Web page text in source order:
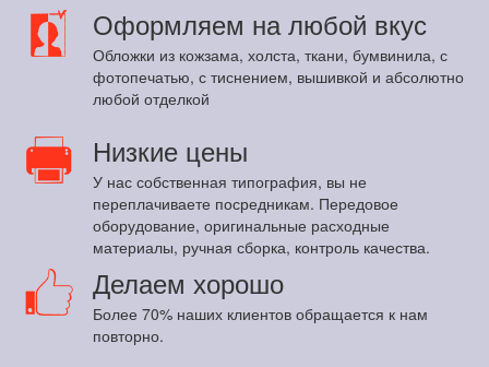
Оформляем на любой вкус
Обложки из кожзама, холста, ткани, бумвинила, с
фотопечатью, с тиснением, вышивкой и абсолютно
любой отделкой
Низкие цены
У нас собственная типография, вы не
переплачиваете посредникам. Передовое
оборудование, оригинальные расходные
материалы, ручная сборка, контроль качества.
Делаем хорошо
Более 70% наших клиентов обращается к нам
повторно.